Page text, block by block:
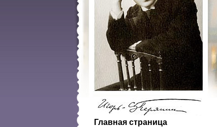
Главная страница